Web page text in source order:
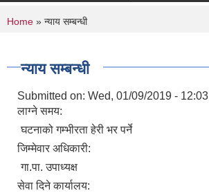
You are here
Home » न्याय सम्बन्धी
न्याय सम्बन्धी
Submitted on: Wed, 01/09/2019 - 12:03
लाग्ने समय:
घटनाको गम्भीरता हेरी भर पर्ने
जिम्मेवार अधिकारी:
गा.पा. उपाध्यक्ष
सेवा दिने कार्यालय: